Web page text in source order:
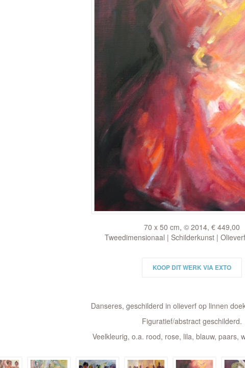
70 x 50 cm, © 2014, € 449,00
Tweedimensionaal | Schilderkunst |
KOOP DIT WERK VIA EXTO
Danseres, geschilderd in olieverf op linnen
Figuratief/abstract geschilderd.
Veelkleurig, o.a. rood, rose, lila, blauw, paars,